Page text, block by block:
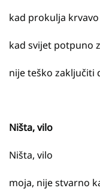
kad prokulja
kad svijet potpuno
nije teško zaključiti
Ništa, vilo
Ništa, vilo
moja, nije stvarno